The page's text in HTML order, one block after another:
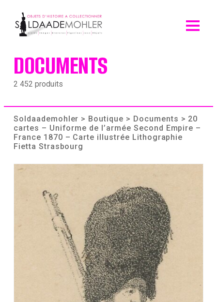
content
DOCUMENTS
2 452 produits
Soldaademohler > Boutique > Documents > 20
cartes – Uniforme de l’armée Second Empire –
France 1870 – Carte illustrée Lithographie
Fietta Strasbourg